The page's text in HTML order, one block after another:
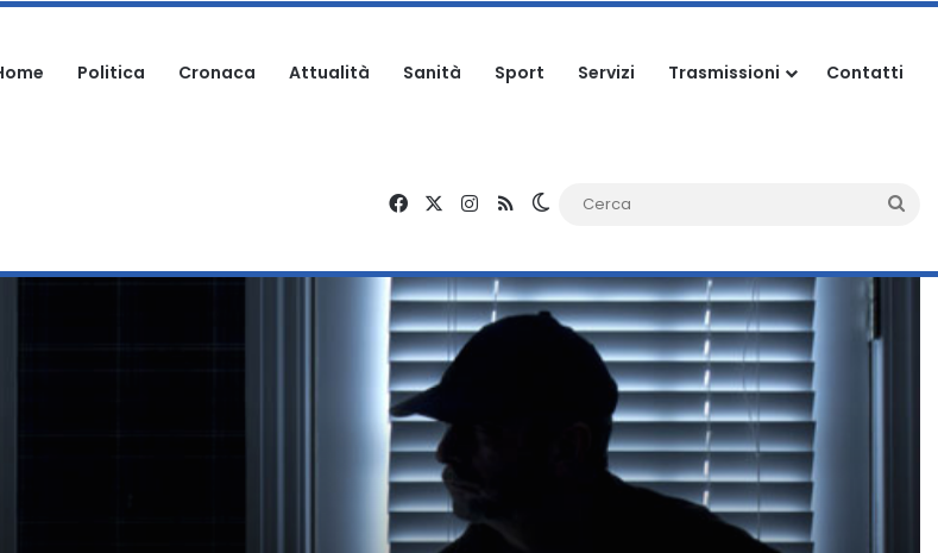
Politica Cronaca Attualità Sanità Sport Servizi Trasmissioni Contatti
FacebookInstagram
RSS Cambia aspetto